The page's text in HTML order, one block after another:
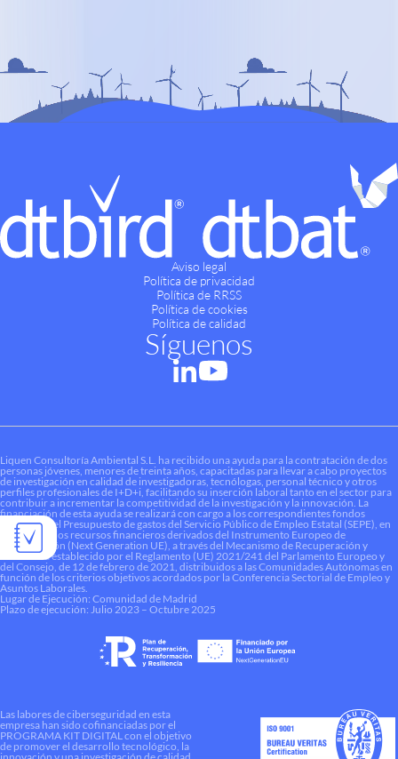
Aviso legal
Política de privacidad
Política de RRSS
Política de cookies
Política de calidad
Síguenos
Liquen Consultoría Ambiental S.L. ha recibido una ayuda para la contratación de dos
personas jóvenes, menores de treinta años, capacitadas para llevar a cabo proyectos
de investigación en calidad de investigadoras, tecnólogas, personal técnico y otros
perfiles profesionales de I+D+i, facilitando su inserción laboral tanto en el sector para
contribuir a incrementar la competitividad de la investigación y la innovación. La
financiación de esta ayuda se realizará con cargo a los correspondientes fondos
dotados en el Presupuesto de gastos del Servicio Público de Empleo Estatal (SEPE), en
el marco de los recursos financieros derivados del Instrumento Europeo de
Recuperación (Next Generation UE), a través del Mecanismo de Recuperación y
Resiliencia establecido por el Reglamento (UE) 2021/241 del Parlamento Europeo y
del Consejo, de 12 de febrero de 2021, distribuidos a las Comunidades Autónomas en
función de los criterios objetivos acordados por la Conferencia Sectorial de Empleo y
Asuntos Laborales.
Lugar de Ejecución: Comunidad de Madrid
Plazo de ejecución: Julio 2023 – Octubre 2025
Las labores de ciberseguridad en esta
empresa han sido cofinanciadas por el
PROGRAMA KIT DIGITAL con el objetivo
de promover el desarrollo tecnológico, la